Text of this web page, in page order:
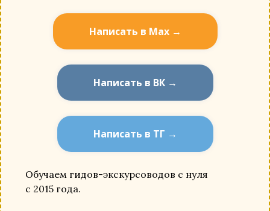
Написать в Мах →
Написать в ВК →
Написать в ТГ →
Обучаем гидов-экскурсоводов с нуля
с 2015 года.